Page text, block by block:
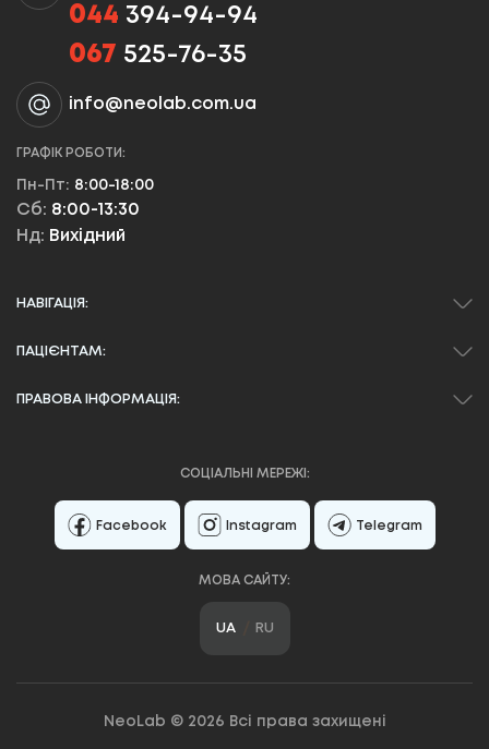
044 394-94-94
067 525-76-35
info@neolab.com.ua
ГРАФІК РОБОТИ:
Пн-Пт: 8:00-18:00
Сб: 8:00-13:30
Нд: Вихідний
НАВІГАЦІЯ:
ПАЦІЄНТАМ:
ПРАВОВА ІНФОРМАЦІЯ:
СОЦІАЛЬНІ МЕРЕЖІ:
Facebook Instagram Telegram
МОВА САЙТУ:
UA RU
NeoLab © 2026 Всі права захищені